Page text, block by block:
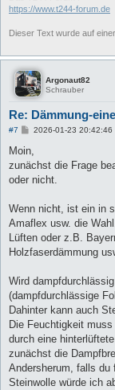
https://www.t244-forum.de
Dieser Text wurde auf
Argonaut82
Schrauber
Re: Dämmung-
#7
B
i
t
r
a
2026-01-23 20:42:46
Moin,
zunächst die Frage
oder nicht.
Wenn nicht, ist ein in
Amaflex usw. die
Lüften oder z.B.
Holzfaserdämmung
Wird
(dampfdurchlässige
Dahinter kann auch
Die Feuchtigkeit
durch eine
zunächst die
Andersherum, falls du
Steinwolle würde ich